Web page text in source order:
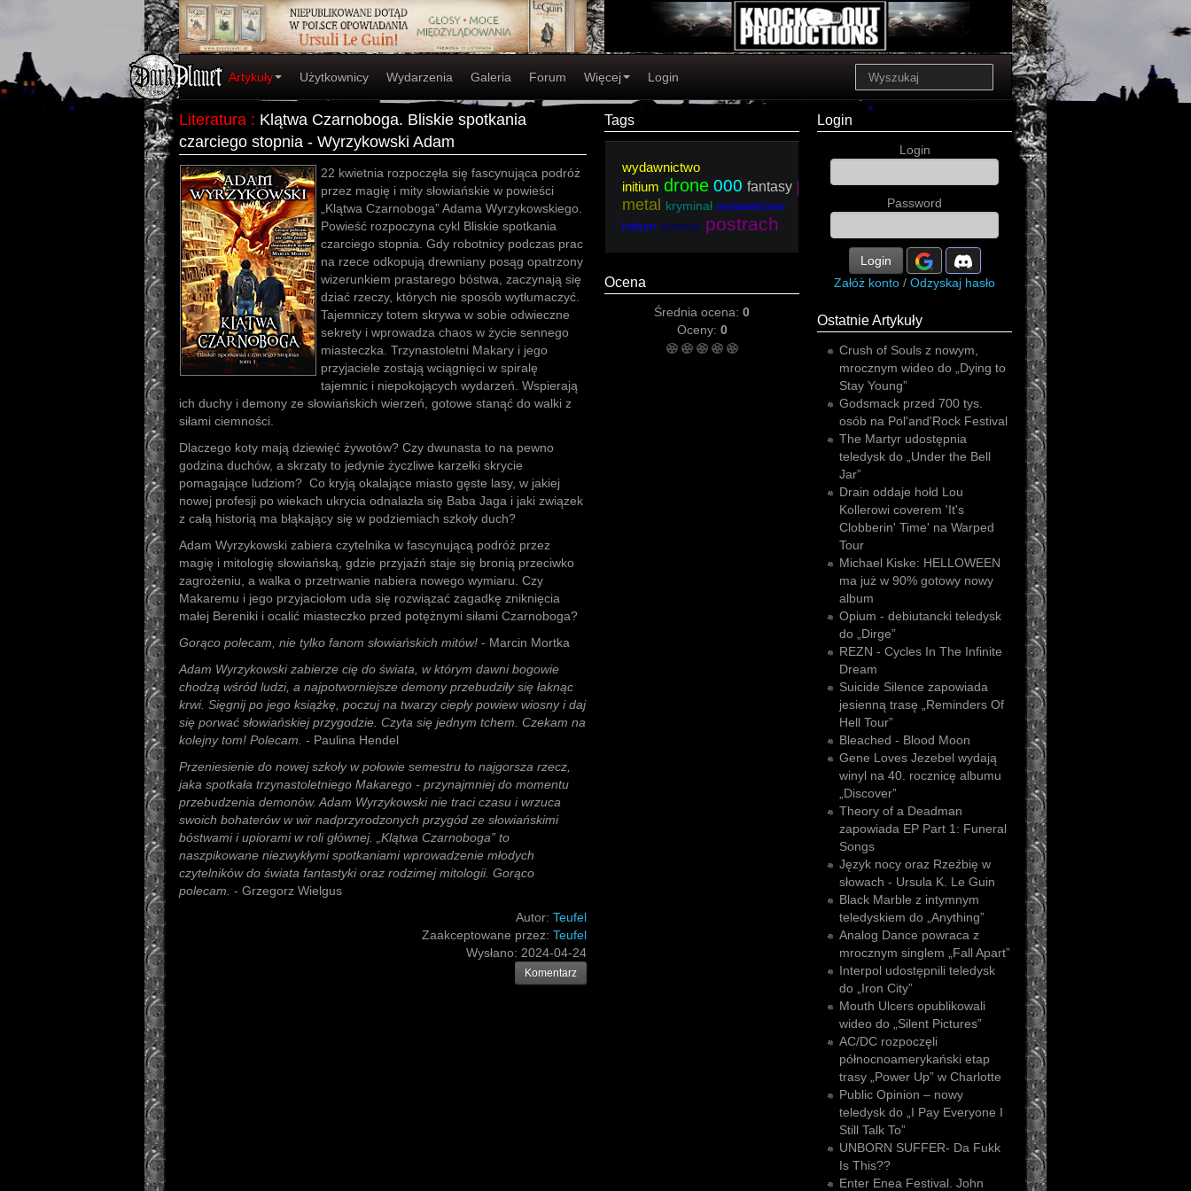
Artykuły Użytkownicy Wydarzenia Galeria Forum Więcej Login
Literatura : Klątwa Czarnoboga. Bliskie spotkania
czarciego stopnia - Wyrzykowski Adam
22 kwietnia rozpoczęła się fascynująca podróż
przez magię i mity słowiańskie w powieści
„Klątwa Czarnoboga” Adama Wyrzykowskiego.
Powieść rozpoczyna cykl Bliskie spotkania
czarciego stopnia. Gdy robotnicy podczas prac
na rzece odkopują drewniany posąg opatrzony
wizerunkiem prastarego bóstwa, zaczynają się
dziać rzeczy, których nie sposób wytłumaczyć.
Tajemniczy totem skrywa w sobie odwieczne
sekrety i wprowadza chaos w życie sennego
miasteczka. Trzynastoletni Makary i jego
przyjaciele zostają wciągnięci w spiralę
tajemnic i niepokojących wydarzeń. Wspierają
ich duchy i demony ze słowiańskich wierzeń, gotowe stanąć do walki z
siłami ciemności.
Dlaczego koty mają dziewięć żywotów? Czy dwunasta to na pewno
godzina duchów, a skrzaty to jedynie życzliwe karzełki skrycie
pomagające ludziom? Co kryją okalające miasto gęste lasy, w jakiej
nowej profesji po wiekach ukrycia odnalazła się Baba Jaga i jaki związek
z całą historią ma błąkający się w podziemiach szkoły duch?
Adam Wyrzykowski zabiera czytelnika w fascynującą podróż przez
magię i mitologię słowiańską, gdzie przyjaźń staje się bronią przeciwko
zagrożeniu, a walka o przetrwanie nabiera nowego wymiaru. Czy
Makaremu i jego przyjaciołom uda się rozwiązać zagadkę zniknięcia
małej Bereniki i ocalić miasteczko przed potężnymi siłami Czarnoboga?
Gorąco polecam, nie tylko fanom słowiańskich mitów! - Marcin Mortka
Adam Wyrzykowski zabierze cię do świata, w którym dawni bogowie
chodzą wśród ludzi, a najpotworniejsze demony przebudziły się łaknąc
krwi. Sięgnij po jego książkę, poczuj na twarzy ciepły powiew wiosny i daj
się porwać słowiańskiej przygodzie. Czyta się jednym tchem. Czekam na
kolejny tom! Polecam. - Paulina Hendel
Przeniesienie do nowej szkoły w połowie semestru to najgorsza rzecz,
jaka spotkała trzynastoletniego Makarego - przynajmniej do momentu
przebudzenia demonów. Adam Wyrzykowski nie traci czasu i wrzuca
swoich bohaterów w wir nadprzyrodzonych przygód ze słowiańskimi
bóstwami i upiorami w roli głównej. „Klątwa Czarnoboga” to
naszpikowane niezwykłymi spotkaniami wprowadzenie młodych
czytelników do świata fantastyki oraz rodzimej mitologii. Gorąco
polecam. - Grzegorz Wielgus
Autor: Teufel
Zaakceptowane przez: Teufel
Wysłano: 2024-04-24
Komentarz
Tags
wydawnictwo
initium drone 000 fantasy postrach fantasy doom
metal
kryminał wydawnictwo
initium kryminał postrach
Ocena
Średnia ocena: 0
Oceny: 0
Login
Login
Password
Login
Załóż konto / Odzyskaj hasło
Ostatnie Artykuły
Crush of Souls z nowym,
mrocznym wideo do „Dying to
Stay Young”
Godsmack przed 700 tys.
osób na Pol'and'Rock Festival
The Martyr udostępnia
teledysk do „Under the Bell
Jar”
Drain oddaje hołd Lou
Kollerowi coverem 'It's
Clobberin' Time' na Warped
Tour
Michael Kiske: HELLOWEEN
ma już w 90% gotowy nowy
album
Opium - debiutancki teledysk
do „Dirge”
REZN - Cycles In The Infinite
Dream
Suicide Silence zapowiada
jesienną trasę „Reminders Of
Hell Tour”
Bleached - Blood Moon
Gene Loves Jezebel wydają
winyl na 40. rocznicę albumu
„Discover”
Theory of a Deadman
zapowiada EP Part 1: Funeral
Songs
Język nocy oraz Rzeźbię w
słowach - Ursula K. Le Guin
Black Marble z intymnym
teledyskiem do „Anything”
Analog Dance powraca z
mrocznym singlem „Fall Apart”
Interpol udostępnili teledysk
do „Iron City”
Mouth Ulcers opublikowali
wideo do „Silent Pictures”
AC/DC rozpoczęli
północnoamerykański etap
trasy „Power Up” w Charlotte
Public Opinion – nowy
teledysk do „I Pay Everyone I
Still Talk To”
UNBORN SUFFER- Da Fukk
Is This??
Enter Enea Festival. John